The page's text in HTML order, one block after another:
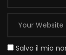
Salva il mio